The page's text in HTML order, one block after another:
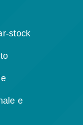
stock
e